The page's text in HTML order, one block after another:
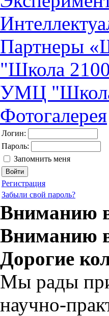
Партнеры
"Школа
УМЦ
Фотогалерея
Логин:
Пароль:
Запомнить меня
Регистрация
Забыли свой пароль?
Вниманию
Вниманию
Дорогие
Мы рады
научно-